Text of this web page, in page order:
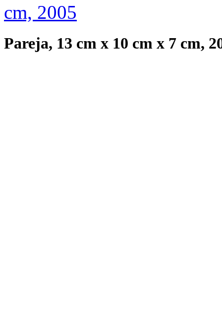
Pareja, 13 cm x 10 cm x 7 cm,